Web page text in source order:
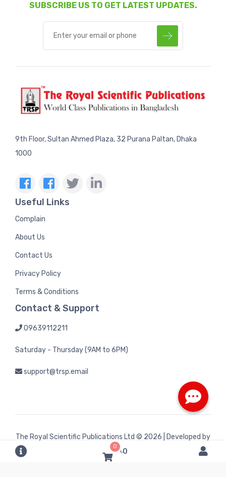
SUBSCRIBE US TO GET LATEST UPDATES.
9th Floor, Sultan Ahmed Plaza, 32 Purana Paltan, Dhaka
1000
Useful Links
Complain
About Us
Contact Us
Privacy Policy
Terms & Conditions
Contact & Support
09639112211
Saturday - Thursday (9AM to 6PM)
support@trsp.email
The Royal Scientific Publications Ltd © 2026 | Developed by
Bintel Future Tech
0
৳0